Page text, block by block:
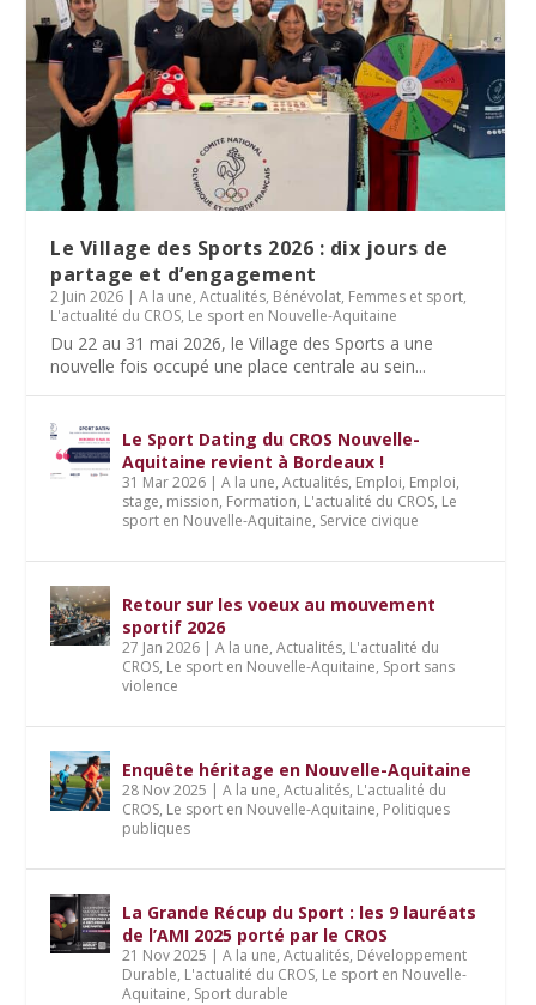
Le Village des Sports 2026 : dix jours de
partage et d’engagement
2 Juin 2026 |A la une,Actualités, Bénévolat, Femmes et sport,
L'actualité du CROS, Le sport en Nouvelle-Aquitaine
Du 22 au 31 mai 2026, le Village des Sports a une
nouvelle fois occupé une place centrale au sein...
Le Sport Dating du CROS Nouvelle-
Aquitaine revient à Bordeaux !
31 Mar 2026 |A la une,Actualités, Emploi, Emploi,
stage, mission, Formation, L'actualité du CROS, Le
sport en Nouvelle-Aquitaine, Service civique
Retour sur les voeux au mouvement
sportif 2026
27 Jan 2026 |A la une,Actualités, L'actualité du
CROS, Le sport en Nouvelle-Aquitaine, Sport sans
violence
Enquête héritage en Nouvelle-Aquitaine
28 Nov 2025 |A la une,Actualités, L'actualité du
CROS, Le sport en Nouvelle-Aquitaine, Politiques
publiques
La Grande Récup du Sport : les 9 lauréats
de l’AMI 2025 porté par le CROS
21 Nov 2025 |A la une,Actualités, Développement
Durable, L'actualité du CROS, Le sport en Nouvelle-
Aquitaine, Sport durable